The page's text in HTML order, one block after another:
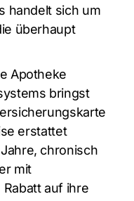
handelt sich um
überhaupt
Apotheke
bringst
erstattet
chronisch
mit
auf ihre